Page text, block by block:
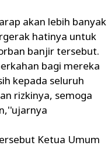
akan lebih banyak
hatinya untuk
banjir tersebut.
bagi mereka
kepada seluruh
rizkinya, semoga
Ketua Umum